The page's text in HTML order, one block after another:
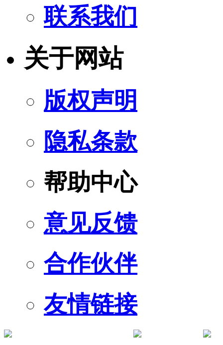
联系我们
关于网站
版权声明
隐私条款
帮助中心
意见反馈
合作伙伴
友情链接